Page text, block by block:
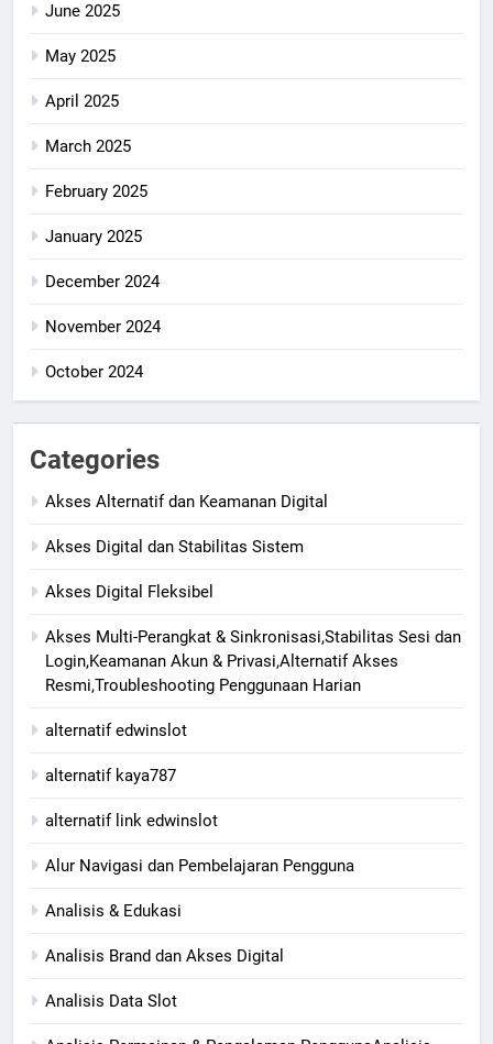
June 2025
May 2025
April 2025
March 2025
February 2025
January 2025
December 2024
November 2024
October 2024
Categories
Akses Alternatif dan Keamanan Digital
Akses Digital dan Stabilitas Sistem
Akses Digital Fleksibel
Akses Multi-Perangkat & Sinkronisasi,Stabilitas Sesi dan
Login,Keamanan Akun & Privasi,Alternatif Akses
Resmi,Troubleshooting Penggunaan Harian
alternatif edwinslot
alternatif kaya787
alternatif link edwinslot
Alur Navigasi dan Pembelajaran Pengguna
Analisis & Edukasi
Analisis Brand dan Akses Digital
Analisis Data Slot